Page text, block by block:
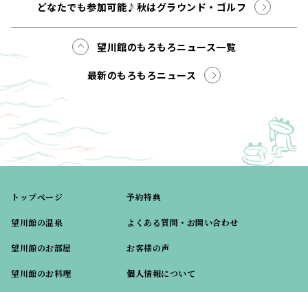
どなたでも参加可能♪秋はグラウンド・ゴルフ
望川館のもろもろニュース一覧
最新のもろもろニュース
トップページ
望川館の温泉
望川館のお部屋
望川館のお料理
予約特典
よくある質問・お問い合わせ
お客様の声
個人情報について